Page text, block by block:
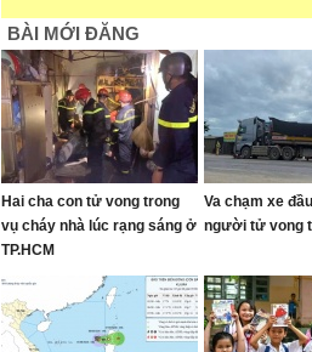
BÀI MỚI ĐĂNG
Hai cha con tử vong trong
vụ cháy nhà lúc rạng sáng ở
TP.HCM
Va chạm xe
người tử vong